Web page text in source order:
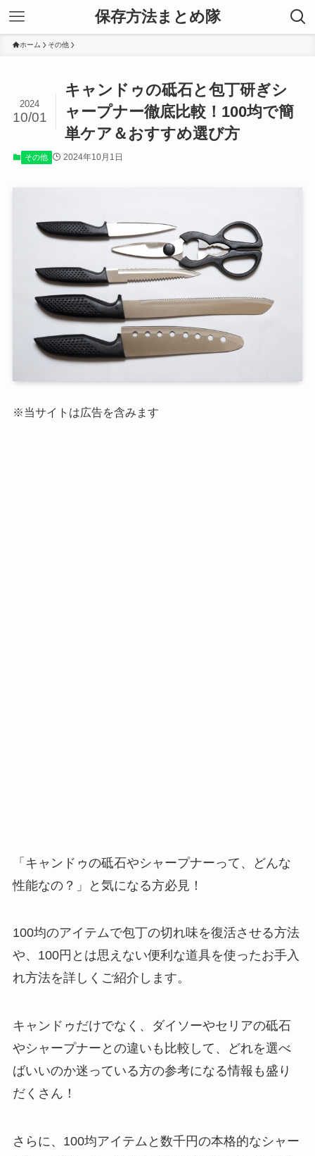
保存方法まとめ隊
ホーム その他
キャンドゥの砥石と包丁研ぎシ
ャープナー徹底比較！100均で簡
単ケア＆おすすめ選び方
2024
10/01
その他 2024年10月1日
※当サイトは広告を含みます
「キャンドゥの砥石やシャープナーって、どんな
性能なの？」と気になる方必見！
100均のアイテムで包丁の切れ味を復活させる方法
や、100円とは思えない便利な道具を使ったお手入
れ方法を詳しくご紹介します。
キャンドゥだけでなく、ダイソーやセリアの砥石
やシャープナーとの違いも比較して、どれを選べ
ばいいのか迷っている方の参考になる情報も盛り
だくさん！
さらに、100均アイテムと数千円の本格的なシャー